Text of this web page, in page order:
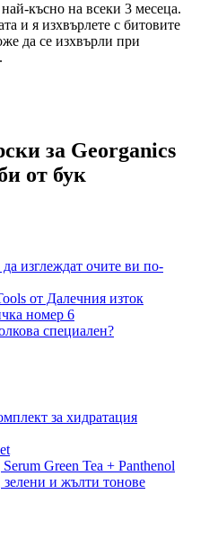
късно на всеки 3 месеца.
и я изхвърлете с битовите
да се изхвърли при
за Georganics
от бук
изглеждат очите ви по-
от Далечния изток
номер 6
специален?
за хидратация
Green Tea + Panthenol
и жълти тонове